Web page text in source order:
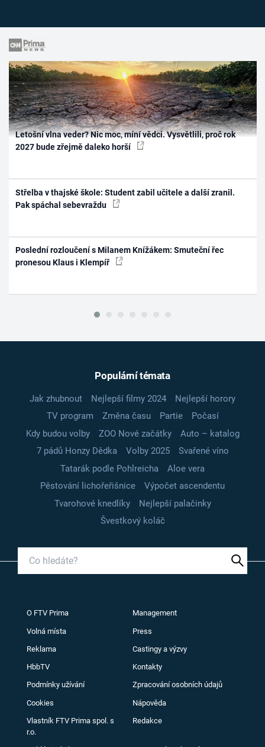
Letošní vlna veder? Nic moc, míní vědci. Vysvětlili, proč rok
2027 bude zřejmě daleko horší
Střelba v thajské škole: Student zabil učitele a další zranil.
Pak spáchal sebevraždu
Poslední rozloučení s Milanem Knížákem: Smuteční řec
pronesou Klaus i Klempíř
Populární témata
Jak zhubnout Nejlepší filmy 2024
Nejlepší horory
TV program
Změna času Partie
Počasí
Kdy budou volby
ZOO Nové začátky
Auto – katalog
7 pádů Honzy Dědka
Volby 2025
Svařené víno
Tatarák podle Pohlreicha
Aloe vera
Pěstování lichořeřišnice
Výpočet ascendentu
Tvarohové knedlíky
Nejlepší palačinky
Švestkový koláč
O FTV Prima Management
Volná místa Press
Reklama Castingy a výzvy
HbbTV Kontakty
Podmínky užívání Zpracování osobních údajů
Cookies Nápověda
Vlastník FTV Prima spol. s
r.o.
Redakce